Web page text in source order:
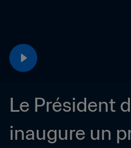
Le Président
inaugure un